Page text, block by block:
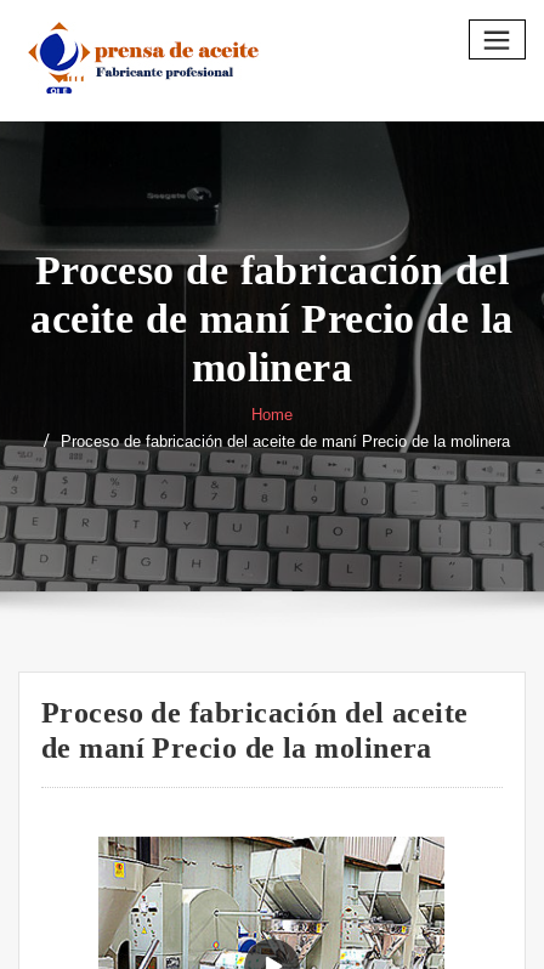
content
Proceso de fabricación del
aceite de maní Precio de la
molinera
Home
Proceso de fabricación del aceite de maní Precio de la molinera
Proceso de fabricación del aceite
de maní Precio de la molinera